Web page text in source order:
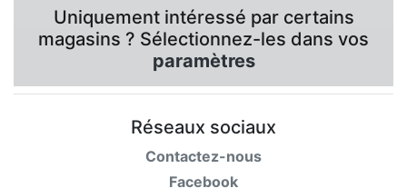
Uniquement intéressé par certains
magasins ? Sélectionnez-les dans vos
paramètres
Réseaux sociaux
Contactez-nous
Facebook